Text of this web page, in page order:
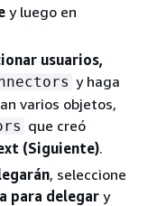
y luego en
usuarios,
y haga
varios objetos,
que creó
(Siguiente).
, seleccione
para delegar y